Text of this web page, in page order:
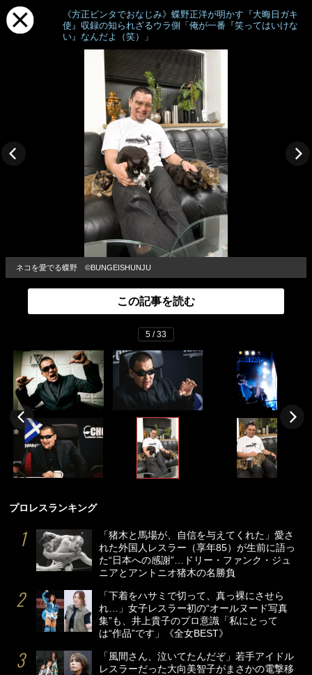
《方正ビンタでおなじみ》蝶野正洋が明かす『大晦日ガキ
使』収録の知られざるウラ側「俺が一番『笑ってはいけな
い』なんだよ（笑）」
ネコを愛でる蝶野 ©BUNGEISHUNJU
この記事を読む
5 / 33
プロレスランキング
「猪木と馬場が、自信を与えてくれた」愛さ
れた外国人レスラー（享年85）が生前に語っ
た“日本への感謝”…ドリー・ファンク・ジュ
ニアとアントニオ猪木の名勝負
「下着をハサミで切って、真っ裸にさせら
れ…」女子レスラー初の“オールヌード写真
集”も、井上貴子のプロ意識「私にとって
は“作品”です」《全女BEST》
「風間さん、泣いてたんだぞ」若手アイドル
レスラーだった大向美智子がまさかの電撃移